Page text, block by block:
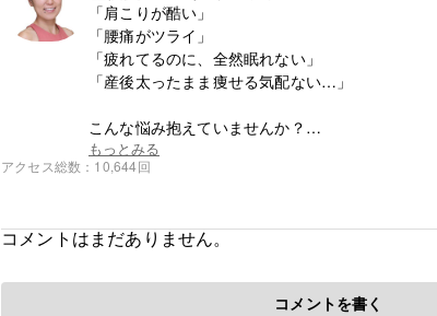
「肩こりが酷い」
「腰痛がツライ」
「疲れてるのに、全然眠れない」
「産後太ったまま痩せる気配ない…」
こんな悩み抱えていませんか？
体は変わります。
幼少期から虚弱体質。
最高に元気！
もっとみる
アクセス総数 10,644回
コメントはまだありません。
コメントを書く